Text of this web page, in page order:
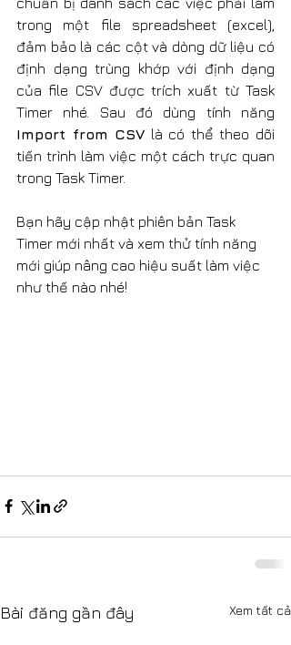
trong một file spreadsheet (excel),
đảm bảo là các cột và dòng dữ liệu có
định dạng trùng khớp với định dạng
của file CSV được trích xuất từ Task
Import from CSV là có thể theo dõi
tiến trình làm việc một cách trực quan
trong Task Timer.
Bạn hãy cập nhật phiên bản Task
Timer mới nhất và xem thử tính năng
mới giúp nâng cao hiệu suất làm việc
như thế nào nhé!
Bài đăng gần đây Xem tất cả